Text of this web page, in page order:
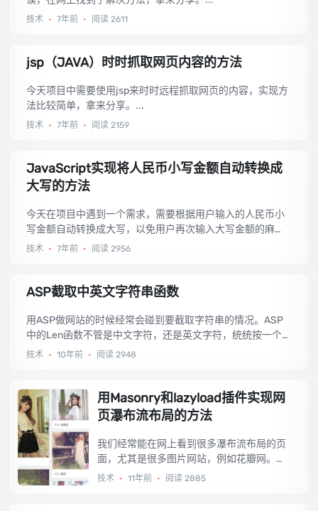
技术 • 7年前 • 阅读 2611
jsp（JAVA）时时抓取网页内容的方法
今天项目中需要使用jsp来时时远程抓取网页的内容，实现方
法比较简单，拿来分享。...
技术 • 7年前 • 阅读 2159
JavaScript实现将人民币小写金额自动转换成
大写的方法
今天在项目中遇到一个需求，需要根据用户输入的人民币小
写金额自动转换成大写，以免用户再次输入大写金额的麻
烦，拿来分享，可以处理整数、小数、负数。...
技术 • 7年前 • 阅读 2956
ASP截取中英文字符串函数
用ASP做网站的时候经常会碰到要截取字符串的情况。ASP
中的Len函数不管是中文字符，还是英文字符，统统按一个单
位来计算，由于一个中文字符的宽度是一个英文字符宽度的
效果也会长短不一，下面是按照一个汉字相当于两个英文字
符来计算字符串长度和截取字符串的代码。...
技术 • 10年前 • 阅读 2948
用Masonry和lazyload插件实现网
页瀑布流布局的方法
我们经常能在网上看到很多瀑布流布局的页
面，尤其是很多图片网站，例如花瓣网。这
种最典型的瀑布流布局，每个元素的宽度是
技术 • 11年前 • 阅读 2885